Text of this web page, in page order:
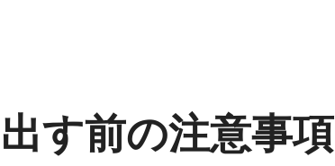
す前の注意事項